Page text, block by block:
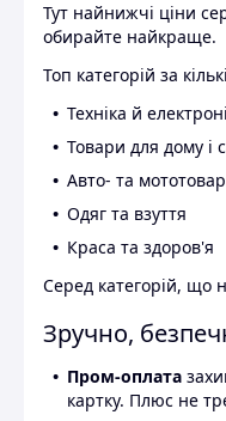
Тут найнижчі ціни
обирайте найкраще.
Топ категорій за
Техніка й
Товари для дому і
Авто- та
Одяг та взуття
Краса та здоров'я
Серед категорій, що
Зручно,
Пром-оплата
картку. Плюс не